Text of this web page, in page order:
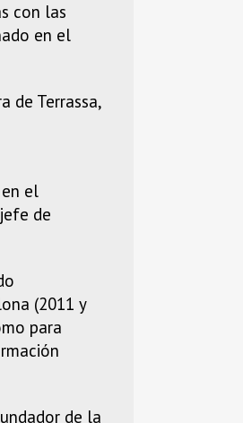
con las
en el
de Terrassa,
el
de
(2011 y
para
de la